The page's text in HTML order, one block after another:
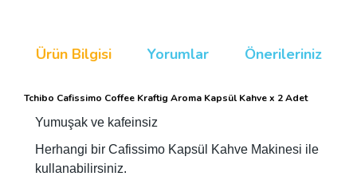
Ürün Bilgisi Yorumlar Önerileriniz
Tchibo Cafissimo Coffee Kraftig Aroma Kapsül Kahve x 2 Adet
Yumuşak ve kafeinsiz
Herhangi bir Cafissimo Kapsül Kahve Makinesi ile
kullanabilirsiniz.